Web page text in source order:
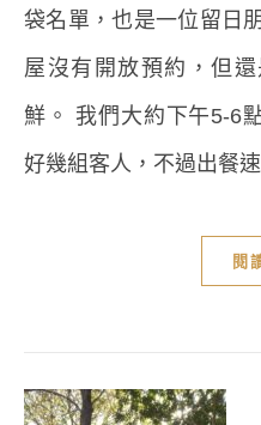
袋名單，也是一位留日
屋沒有開放預約，但
鮮。 我們大約下午5-6
好幾組客人，不過出餐
閱